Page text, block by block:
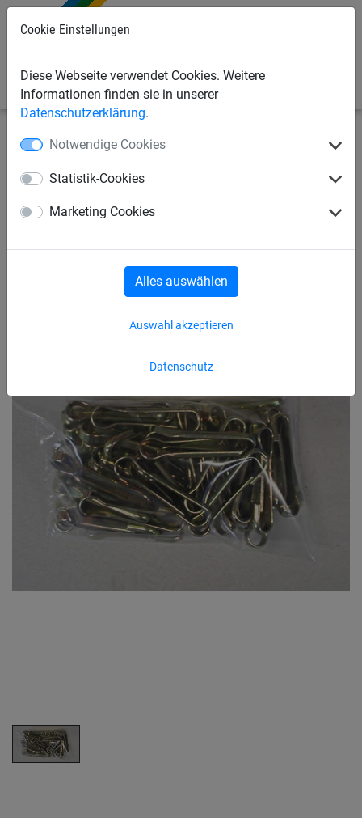
Cookie Einstellungen
Diese Webseite verwendet Cookies. Weitere
Informationen finden sie in unserer
Datenschutzerklärung.
Notwendige Cookies
Statistik-Cookies
Marketing Cookies
Datenschutz
Auswahl akzeptieren
Alles auswählen
Sportnetze Tennisnetze
Karabinerhaken